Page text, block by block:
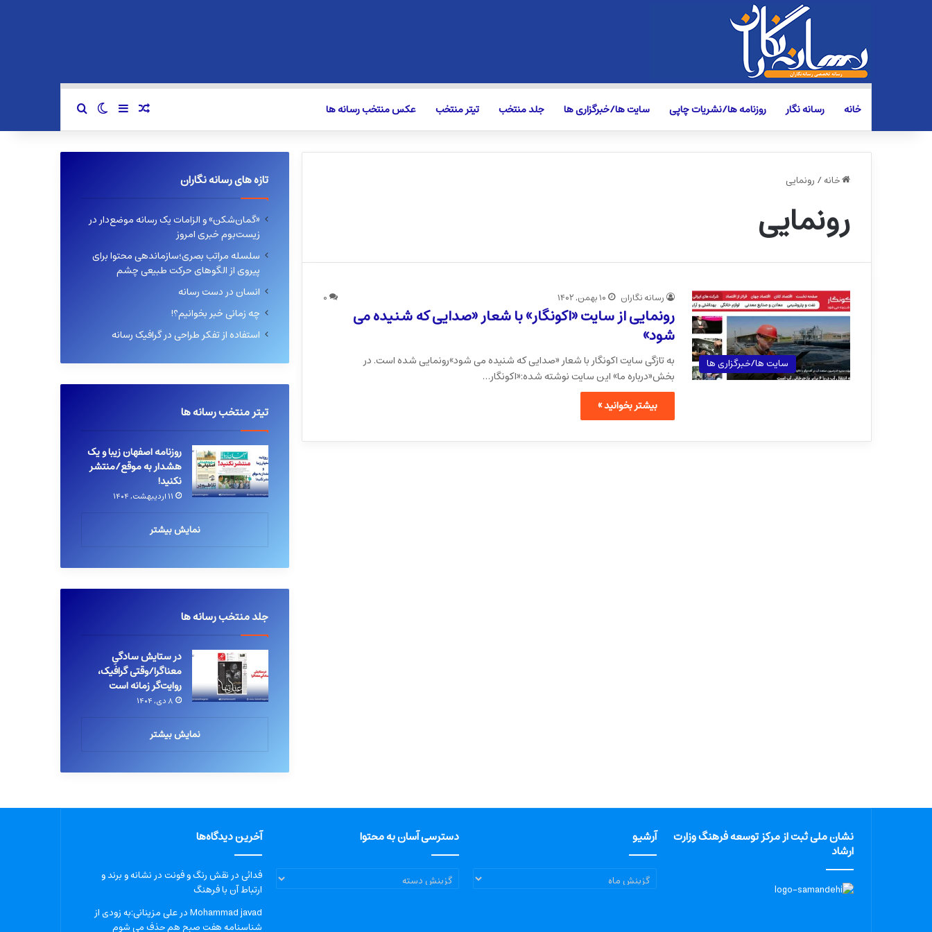
خانه رسانه نگار روزنامه ها/نشریات چاپی سایت ها/خبرگزاری ها جلد منتخب تیتر منتخب عکس منتخب رسانه ها نوشته تصادفی
سایدبارتغییر پوسته
خانه/ رونمایی
رونمایی
سایت ها/خبرگزاری ها
رسانه نگاران ۱۰ بهمن, ۱۴۰۲ ۰
رونمایی از سایت «اکونگار» با شعار «صدایی که شنیده می
شود»
به تازگی سایت اکونگار با شعار «صدایی که شنیده می شود»رونمایی شده است. در
بخش«درباره ما» این سایت نوشته شده:«اکونگار…
بیشتر بخوانید »
تازه های رسانه نگاران
«گمان‌شکن» و الزامات یک رسانه موضع‌دار در
زیست‌بوم خبری امروز
سلسله مراتب بصری؛سازماندهی محتوا برای
پیروی از الگوهای حرکت طبیعی چشم
انسان در دست رسانه
چه زمانی خبر بخوانیم؟!
استفاده از تفکر طراحی در گرافیک رسانه
تیتر منتخب رسانه ها
روزنامه اصفهان زیبا و یک
هشدار به موقع/منتشر
نکنید!
۱۱ اردیبهشت, ۱۴۰۴
نمایش بیشتر
جلد منتخب رسانه ها
در ستایش سادگیِ
معناگرا/وقتی گرافیک،
روایت‌گر زمانه است
۸ دی, ۱۴۰۴
نمایش بیشتر
نشان ملی ثبت از مرکز توسعه فرهنگ وزارت
ارشاد
آرشیو
آرشیو
دسترسی آسان به محتوا
دسترسی
آسان
آخرین دیدگاه‌ها
فدائیدرنقش رنگ و فونت در نشانه و برند و
ارتباط آن با فرهنگ
Mohammad javadدرعلی مزینانی:به زودی از
شناسنامه هفت صبح هم حذف می شوم